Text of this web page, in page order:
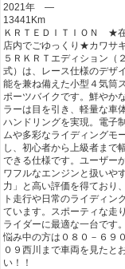
2021年 ―
13441Km
ＫＲＴＥＤＩＴＩＯＮ ★
店内でごゆっくり★カワサ
５ＲＫＲＴエディション（
式）は、レース仕様のデザ
能を兼ね備えた小型４気筒
ポーツバイクです。鮮やか
ラーは目を引き、軽量な車
ハンドリングを実現。電子
ムや多彩なライディングモ
し、初心者から上級者まで
できる仕様です。ユーザー
ワフルなエンジンと扱いや
力」と高い評価を得ており
ト走行や日常のライディン
ています。スポーティな走
ライダーに最適な一台です
悩み中の方は０８０－６９
０９西川まで車両を見たと
い！！